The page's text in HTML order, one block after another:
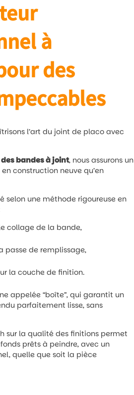
à
des
l’art du joint de placo avec
des bandes à joint, nous assurons un
construction neuve qu’en
selon une méthode rigoureuse en
collage de la bande,
passe de remplissage,
la couche de finition.
appelée “boîte”, qui garantit un
parfaitement lisse, sans
sur la qualité des finitions permet
prêts à peindre, avec un
quelle que soit la pièce